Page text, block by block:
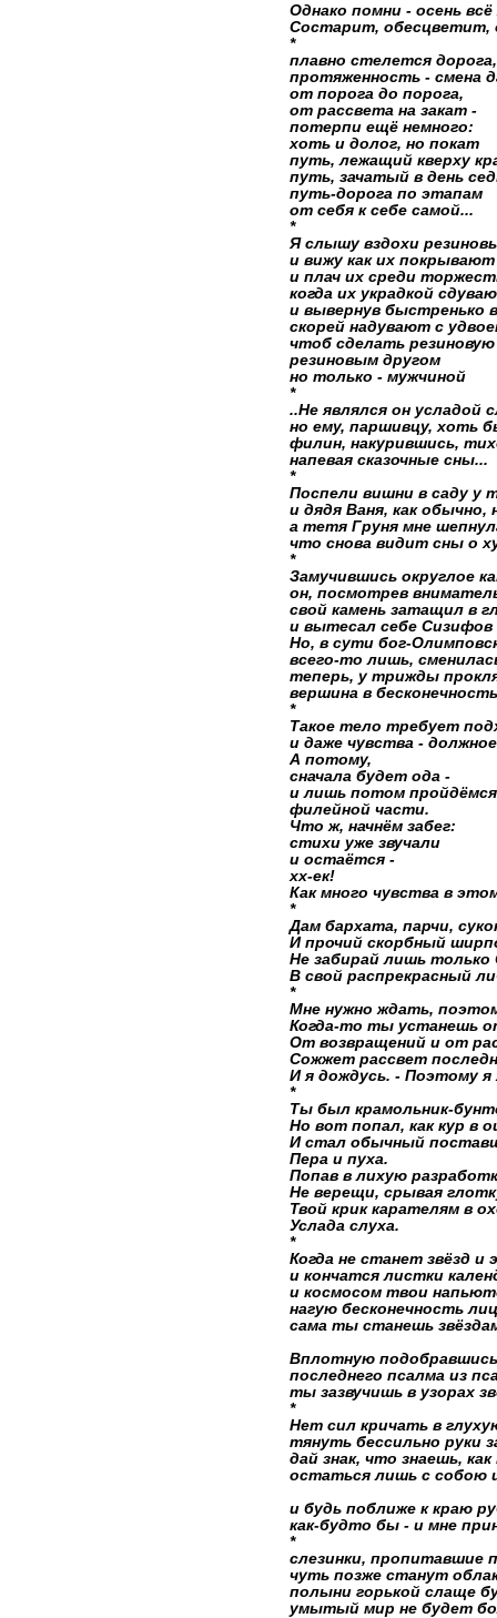
Однако помни - осень
Состарит, обесцветит,
*
плавно стелется дорога,
протяженность - смена
от порога до порога,
от рассвета на закат -
потерпи ещё немного:
хоть и долог, но покат
путь, лежащий кверху
путь, зачатый в день
путь-дорога по этапам
от себя к себе самой...
*
Я слышу вздохи
и вижу как их
и плач их среди
когда их украдкой
и вывернув быстренько
скорей надувают с
чтоб сделать резиновую
резиновым другом
но только - мужчиной
*
..Не являлся он усладой
но ему, паршивцу, хоть
филин, накурившись,
напевая сказочные сны...
*
Поспели вишни в саду у
и дядя Ваня, как обычно,
а тетя Груня мне
что снова видит сны о
*
Замучившись округлое
он, посмотрев
свой камень затащил в
и вытесал себе Сизифов
Но, в сути бог-
всего-то лишь,
теперь, у трижды
вершина в
*
Такое тело требует
и даже чувства -
А потому,
сначала будет ода -
и лишь потом
филейной части.
Что ж, начнём забег:
стихи уже звучали
и остаётся -
хх-ек!
Как много чувства в
*
Дам бархата, парчи,
И прочий скорбный
Не забирай лишь только
В свой распрекрасный
*
Мне нужно ждать,
Когда-то ты устанешь
От возвращений и от
Сожжет рассвет
И я дождусь. - Поэтому я
*
Ты был крамольник-
Но вот попал, как кур в
И стал обычный
Пера и пуха.
Попав в лихую
Не верещи, срывая
Твой крик карателям в
Услада слуха.
*
Когда не станет звёзд и
и кончатся листки
и космосом твои
нагую бесконечность
сама ты станешь
Вплотную
последнего псалма из
ты зазвучишь в узорах
*
Нет сил кричать в
тянуть бессильно руки
дай знак, что знаешь,
остаться лишь с собою
и будь поближе к краю
как-будто бы - и мне
*
слезинки, пропитавшие
чуть позже станут
полыни горькой слаще
умытый мир не будет